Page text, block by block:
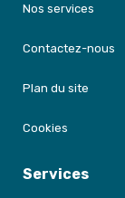
Nos services
Contactez-nous
Plan du site
Cookies
Services